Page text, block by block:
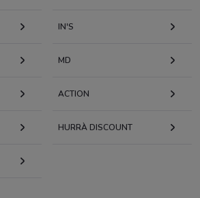
IN'S
MD
ACTION
HURRÀ DISCOUNT